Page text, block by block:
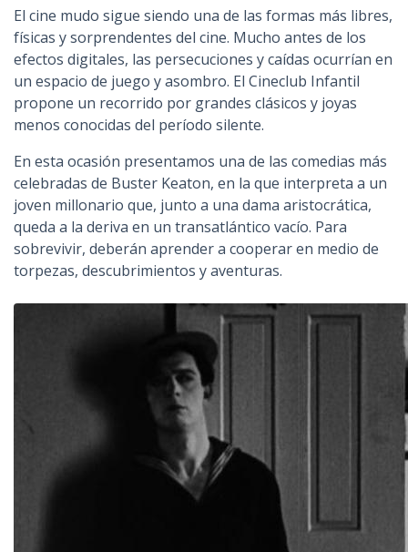
El cine mudo sigue siendo una de las formas más libres,
físicas y sorprendentes del cine. Mucho antes de los
efectos digitales, las persecuciones y caídas ocurrían en
un espacio de juego y asombro. El Cineclub Infantil
propone un recorrido por grandes clásicos y joyas
menos conocidas del período silente.
En esta ocasión presentamos una de las comedias más
celebradas de Buster Keaton, en la que interpreta a un
joven millonario que, junto a una dama aristocrática,
queda a la deriva en un transatlántico vacío. Para
sobrevivir, deberán aprender a cooperar en medio de
torpezas, descubrimientos y aventuras.